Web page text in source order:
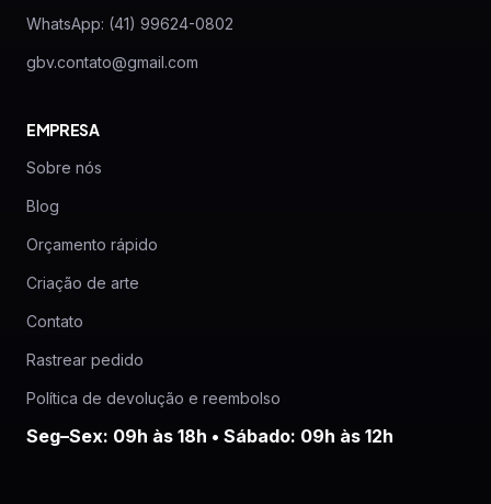
WhatsApp: (41) 99624-0802
gbv.contato@gmail.com
EMPRESA
Sobre nós
Blog
Orçamento rápido
Criação de arte
Contato
Rastrear pedido
Política de devolução e reembolso
Seg–Sex: 09h às 18h • Sábado: 09h às 12h